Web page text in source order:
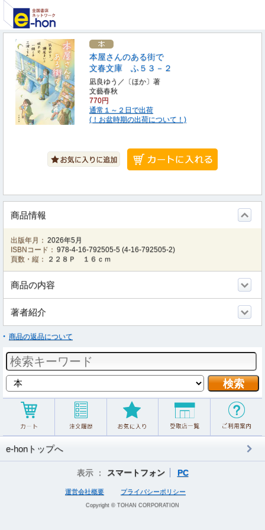
本屋さんのある街で
文春文庫 ふ５３－２
凪良ゆう／〔ほか〕著
文藝春秋
770円
通常１～２日で出荷
(！お盆時期の出荷について！)
商品情報
出版年月： 2026年5月
ISBNコード： 978-4-16-792505-5 (4-16-792505-2)
頁数・縦：
２２８Ｐ １６ｃｍ
商品の内容
著者紹介
商品の返品について
e-honトップへ
表示 ： スマートフォン PC
運営会社概要 プライバシーポリシー
Copyright © TOHAN CORPORATION